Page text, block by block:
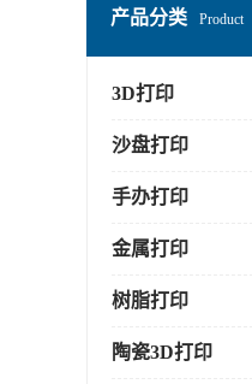
产品分类 Product
3D打印
沙盘打印
手办打印
金属打印
树脂打印
陶瓷3D打印